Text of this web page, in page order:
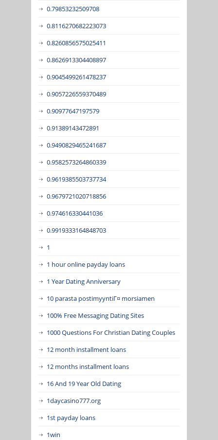
0.79853232509708
0.8116270682223073
0.8260856575025411
0.8626913304408897
0.9045499261478237
0.9057226559370489
0.90977647197579
0.91389143472891
0.9490829465241687
0.9582573264860339
0.9619385503737734
0.9679721020718856
0.974616330441036
0.9919333164848703
1
1 hour online payday loans
1 Year Dating Anniversary
10 parasta postimyyntiГ¤ morsiamen
100% Free Messaging Dating Sites
1000 Questions For Christian Dating Couples
12 month installment loans
12 months installment loans
16 And 19 Year Old Dating
1daycasino777.org
1st payday loans
1win